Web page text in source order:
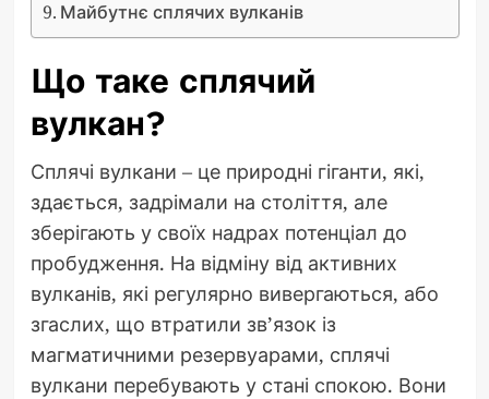
Майбутнє сплячих вулканів
Що таке сплячий
вулкан?
Сплячі вулкани – це природні гіганти, які,
здається, задрімали на століття, але
зберігають у своїх надрах потенціал до
пробудження. На відміну від активних
вулканів, які регулярно вивергаються, або
згаслих, що втратили зв’язок із
магматичними резервуарами, сплячі
вулкани перебувають у стані спокою. Вони